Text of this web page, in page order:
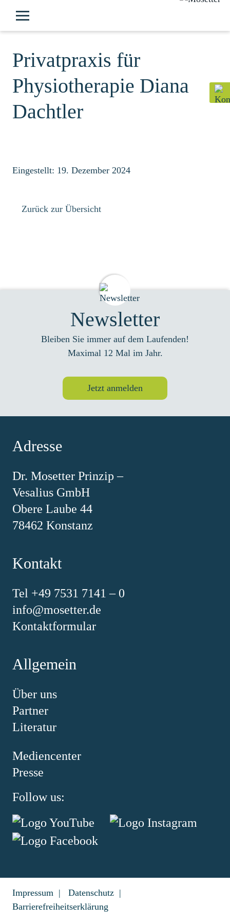
Privatpraxis für
Physiotherapie Diana
Dachtler
Eingestellt: 19. Dezember 2024
Zurück zur Übersicht
Newsletter
Bleiben Sie immer auf dem Laufenden!
Maximal 12 Mal im Jahr.
Jetzt anmelden
Adresse
Dr. Mosetter Prinzip –
Vesalius GmbH
Obere Laube 44
78462 Konstanz
Kontakt
Tel +49 7531 7141 – 0
info@mosetter.de
Kontaktformular
Allgemein
Über uns
Partner
Literatur
Mediencenter
Presse
Follow us:
Impressum
Datenschutz
Barrierefreiheitserklärung